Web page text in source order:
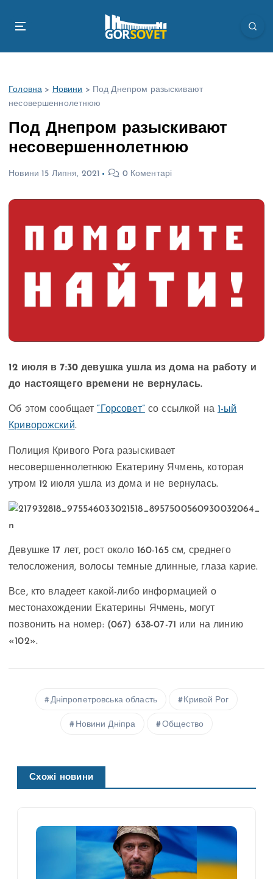
Головна > Новини >
Под Днепром разыскивают
несовершеннолетнюю
Под Днепром разыскивают
несовершеннолетнюю
Новини 15 Липня, 2021 0 Коментарі
12 июля в 7:30 девушка ушла из дома на работу и
до настоящего времени не вернулась.
Об этом сообщает“Горсовет” со ссылкой на1-ый
Криворожский.
Полиция Кривого Рога разыскивает
несовершеннолетнюю Екатерину Ячмень, которая
утром 12 июля ушла из дома и не вернулась.
Девушке 17 лет, рост около 160-165 см, среднего
телосложения, волосы темные длинные, глаза карие.
Все, кто владеет какой-либо информацией о
местонахождении Екатерины Ячмень, могут
позвонить на номер: (067) 638-07-71 или на линию
«102».
Дніпропетровська область Кривой Рог
Новини Дніпра Общество
Схожі новини